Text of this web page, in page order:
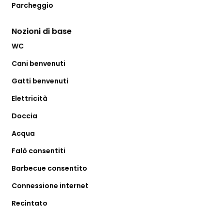
Parcheggio
Nozioni di base
WC
Cani benvenuti
Gatti benvenuti
Elettricità
Doccia
Acqua
Falò consentiti
Barbecue consentito
Connessione internet
Recintato